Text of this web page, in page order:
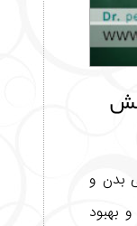
بدن و
بهبود